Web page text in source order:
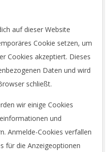
auf dieser Website
Cookie setzen, um
Cookies akzeptiert. Dieses
Daten und wird
schließt.
wir einige Cookies
und
Anmelde-Cookies verfallen
für die Anzeigeoptionen